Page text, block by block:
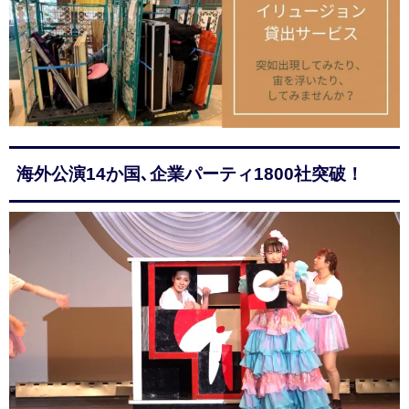
海外公演14か国､企業パーティ1800社突破！